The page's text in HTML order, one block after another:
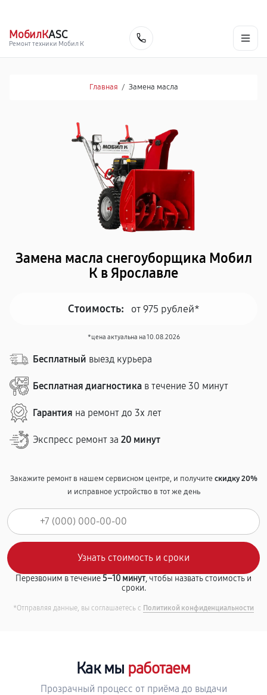
МобилКASC
Ремонт техники Мобил К
Главная / Замена масла
Замена масла снегоуборщика Мобил
К в Ярославле
Стоимость: от 975 рублей*
*цена актуальна на 10.08.2026
Бесплатный выезд курьера
Бесплатная диагностика в течение 30 минут
Гарантия на ремонт до 3х лет
Экспресс ремонт за 20 минут
Закажите ремонт в нашем сервисном центре, и получитескидку 20%
и исправное устройство в тот же день
Перезвоним в течение5–10 минут, чтобы назвать стоимость и
сроки.
*Отправляя данные, вы соглашаетесь с Политикой конфиденциальности
Как мы работаем
Прозрачный процесс от приёма до выдачи